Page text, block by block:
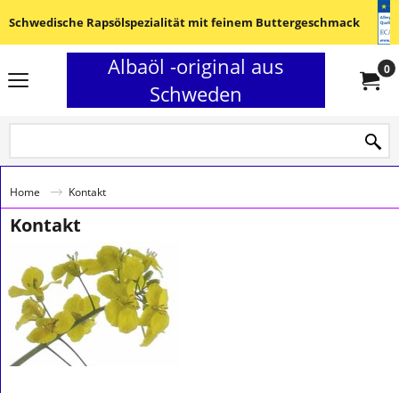
Schwedische Rapsölspezialität mit feinem Buttergeschmack
Albaöl -original aus
Schweden
0
Home Kontakt
Kontakt